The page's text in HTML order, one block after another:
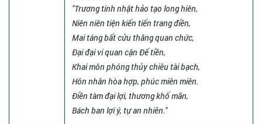
"Trương tinh nhật hảo tạo long hiên,
Niên niên tiện kiến tiến trang điền,
Mai táng bất cửu thăng quan chức,
Đại đại vi quan cận Đế tiền,
Khai môn phóng thủy chiêu tài bạch,
Hôn nhân hòa hợp, phúc miên miên.
Điền tàm đại lợi, thương khố mãn,
Bách ban lợi ý, tự an nhiên."